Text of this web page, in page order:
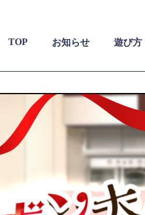
TOP お知らせ 遊び方